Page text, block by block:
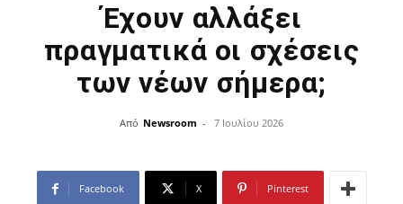
Έχουν αλλάξει
πραγματικά οι σχέσεις
των νέων σήμερα;
Από Newsroom - 7 Ιουλίου 2026
Facebook X Pinterest